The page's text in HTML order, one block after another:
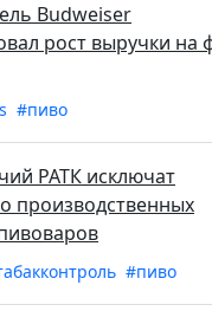
Budweiser
рост выручки на
#пиво
РАТК исключат
производственных
#пиво